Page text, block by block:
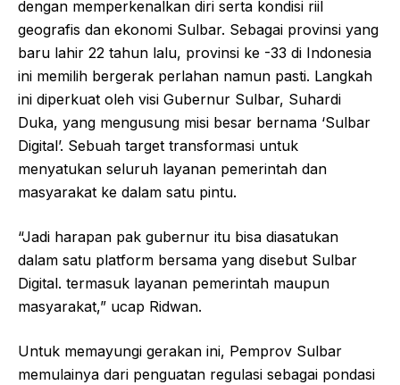
dengan memperkenalkan diri serta kondisi riil
geografis dan ekonomi Sulbar. Sebagai provinsi yang
baru lahir 22 tahun lalu, provinsi ke -33 di Indonesia
ini memilih bergerak perlahan namun pasti. Langkah
ini diperkuat oleh visi Gubernur Sulbar, Suhardi
Duka, yang mengusung misi besar bernama ‘Sulbar
Digital’. Sebuah target transformasi untuk
menyatukan seluruh layanan pemerintah dan
masyarakat ke dalam satu pintu.
“Jadi harapan pak gubernur itu bisa diasatukan
dalam satu platform bersama yang disebut Sulbar
Digital. termasuk layanan pemerintah maupun
masyarakat,” ucap Ridwan.
Untuk memayungi gerakan ini, Pemprov Sulbar
memulainya dari penguatan regulasi sebagai pondasi